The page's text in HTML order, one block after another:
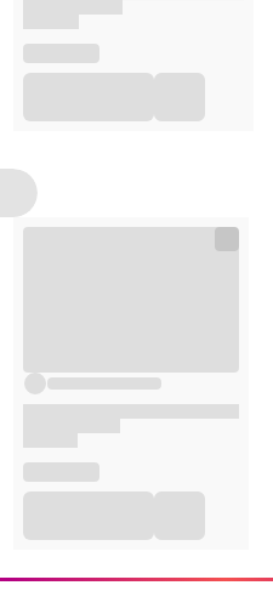
który ogranicza
w tym
sorbinus,
i
wzrost kości
i hamujące resorpcję tkanki